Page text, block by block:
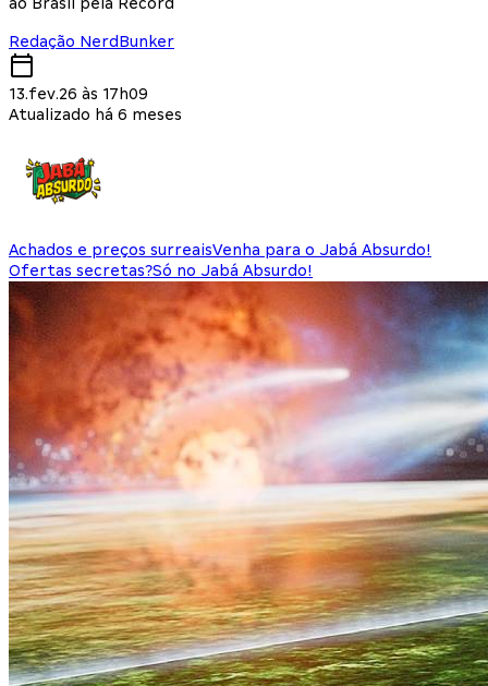
Redação NerdBunker
13.fev.26 às 17h09
Atualizado há 6 meses
Achados e preços surreaisVenha para o Jabá Absurdo!
Ofertas secretas?Só no Jabá Absurdo!